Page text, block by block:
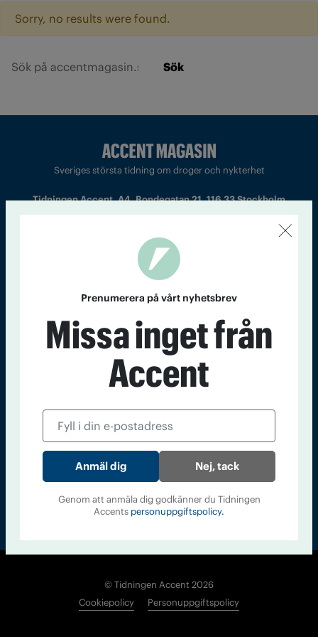
Sorry, no results were found.
Sök
Sveriges största tidning om droger och nykterhet
Tidningen Accent, A4, Bondegatan 21, 116 33 Stockholm
Chefredaktör och ansvarig utgivare: Barbro Janson Lundkvist,
barbro@a4.se.
Kontakt Om Tidningen Tidningsarkiv In English
Läs tidigare
Accent
© Tidningen Accent 2026
Cookiepolicy
Personuppgiftspolicy
Prenumerera på vårt nyhetsbrev
Missa inget från
Accent
Nej, tack
Genom att anmäla dig godkänner du Tidningen
Accents personuppgiftspolicy.